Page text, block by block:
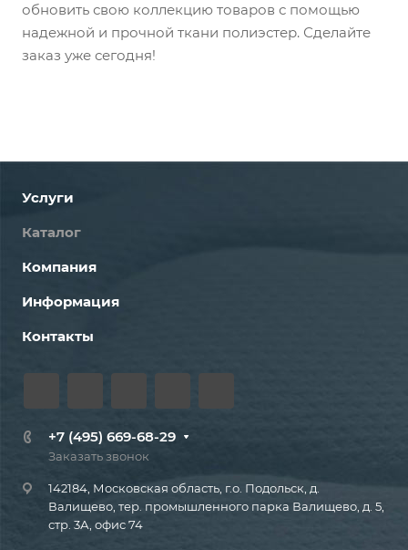
обновить свою коллекцию товаров с помощью
надежной и прочной ткани полиэстер. Сделайте
заказ уже сегодня!
Услуги
Каталог
Компания
Информация
Контакты
+7 (495) 669-68-29
Заказать звонок
142184, Московская область, г.о. Подольск, д.
Валищево, тер. промышленного парка Валищево, д. 5,
стр. 3А, офис 74